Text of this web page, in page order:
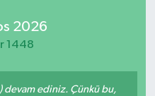
2026
1448
devam ediniz. Çünkü bu,